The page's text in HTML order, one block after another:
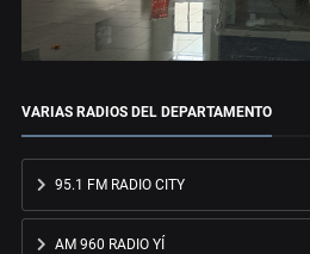
VARIAS RADIOS DEL DEPARTAMENTO
95.1 FM RADIO CITY
AM 960 RADIO YÍ